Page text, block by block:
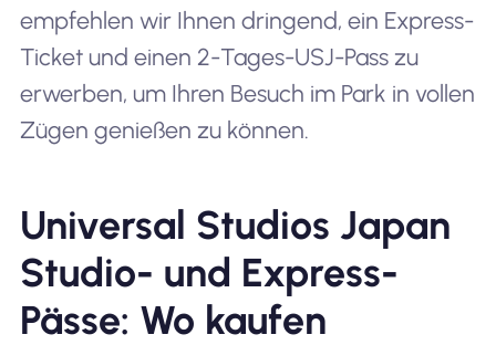
empfehlen wir Ihnen dringend, ein Express-
Ticket und einen 2-Tages-USJ-Pass zu
erwerben, um Ihren Besuch im Park in vollen
Zügen genießen zu können.
Universal Studios Japan
Studio- und Express-
Pässe: Wo kaufen